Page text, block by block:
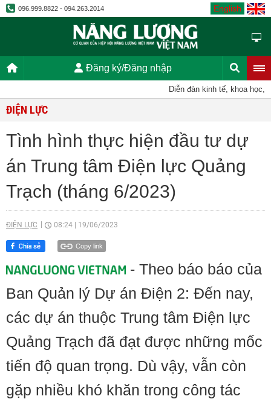
096.999.8822 - 094.263.2014 English
Đăng ký/Đăng nhập
Diễn đàn kinh tế, khoa học, kỹ
ĐIỆN LỰC
Tình hình thực hiện đầu tư dự
án Trung tâm Điện lực Quảng
Trạch (tháng 6/2023)
ĐIỆN LỰC 08:24 19/06/2023
Copy link
- Theo báo báo của
Ban Quản lý Dự án Điện 2: Đến nay,
các dự án thuộc Trung tâm Điện lực
Quảng Trạch đã đạt được những mốc
tiến độ quan trọng. Dù vậy, vẫn còn
gặp nhiều khó khăn trong công tác